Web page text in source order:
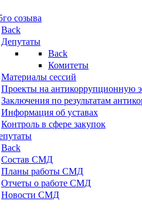
созыва
Back
Депутаты
Back
Комитеты
Материалы сессий
Проекты на антикоррупционную
Заключения по результатам
Информация об уставах
Контроль в сфере закупок
Back
Состав СМД
Планы работы СМД
Отчеты о работе СМД
Новости СМД